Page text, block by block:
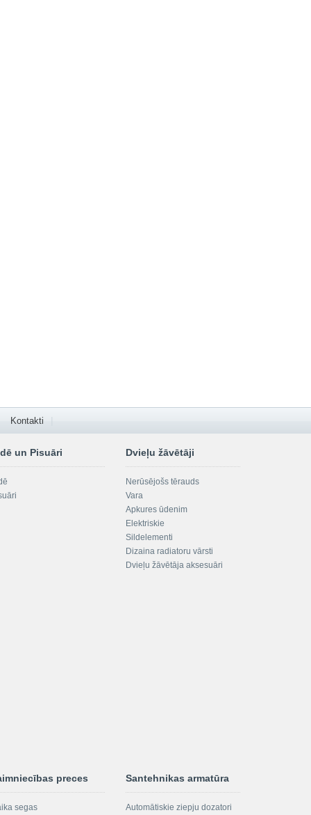
Kontakti
un Pisuāri Dvieļu žāvētāji
Nerūsējošs tērauds
Vara
Apkures ūdenim
Elektriskie
Sildelementi
Dizaina radiatoru vārsti
Dvieļu žāvētāja aksesuāri
preces
segas
Santehnikas armatūra
Automātiskie ziepju dozatori